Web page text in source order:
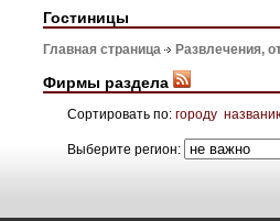
Гостиницы
Главная страница Развлечения,
Фирмы раздела
Сортировать по: городу
Выберите регион: